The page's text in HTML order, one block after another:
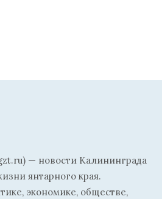
— новости Калининграда
янтарного края.
экономике, обществе,